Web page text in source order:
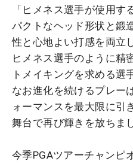
「ヒメネス選手が使用す
パクトなヘッド形状と鍛
性と心地よい打感を両立
ヒメネス選手のように精
トメイキングを求める選
なお進化を続けるプレー
ォーマンスを最大限に引
舞台で再び輝きを放ちま
今季PGAツアーチャンピ